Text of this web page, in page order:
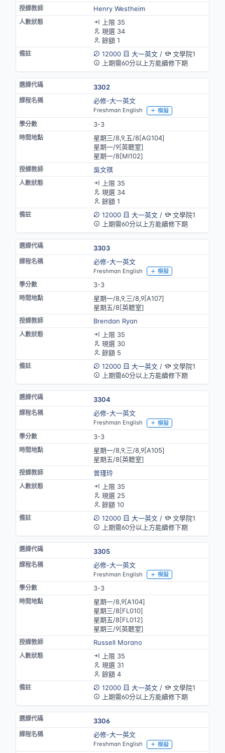
Henry Westheim
上限 35
現選 34
餘額 1
12000
大一英文/
文學院1
上期需60分以上方能續修下期
3302
必修-大一英文
Freshman English 模擬
3-3
星期三/8,9,五/8[AG104]
星期一/9[英聽室]
星期一/8[MⅠ102]
吳文祺
上限 35
現選 34
餘額 1
12000
大一英文/
文學院1
上期需60分以上方能續修下期
3303
必修-大一英文
Freshman English 模擬
3-3
星期一/8,9,三/8,9[A107]
星期五/8[英聽室]
Brendan Ryan
上限 35
現選 30
餘額 5
12000
大一英文/
文學院1
上期需60分以上方能續修下期
3304
必修-大一英文
Freshman English 模擬
3-3
星期一/8,9,三/8,9[A105]
星期五/8[英聽室]
曾瑾玲
上限 35
現選 25
餘額 10
12000
大一英文/
文學院1
上期需60分以上方能續修下期
3305
必修-大一英文
Freshman English 模擬
3-3
星期一/8,9[A104]
星期三/8[FL010]
星期五/8[FL012]
星期三/9[英聽室]
Russell Morano
上限 35
現選 31
餘額 4
12000
大一英文/
文學院1
上期需60分以上方能續修下期
3306
必修-大一英文
Freshman English 模擬